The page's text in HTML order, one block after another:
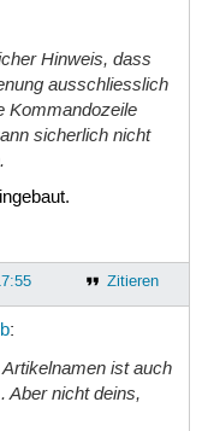
Hinweis, dass
ausschliesslich
Kommandozeile
sicherlich nicht
Zitieren
:
ist auch
Aber nicht deins,